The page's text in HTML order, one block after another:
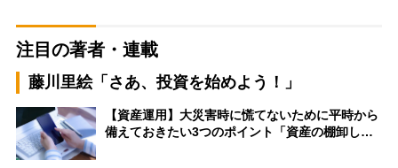
注目の著者・連載
藤川里絵「さあ、投資を始めよう！」
【資産運用】大災害時に慌てないために平時から
備えておきたい3つのポイント「資産の棚卸し…